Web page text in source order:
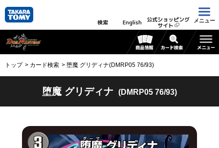
検索 English 公式ショッピング
サイト
メニュー
トップ カード検索 堕魔 グリディナ(DMRP05 76/93)
堕魔 グリディナ (DMRP05 76/93)